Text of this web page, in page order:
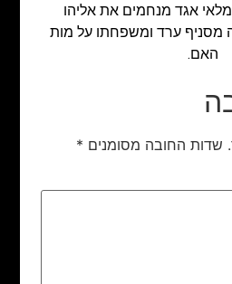
אגד מנחמים את אליהו
מסניף ערד ומשפחתו על מות
האם.
שדות החובה מסומנים *